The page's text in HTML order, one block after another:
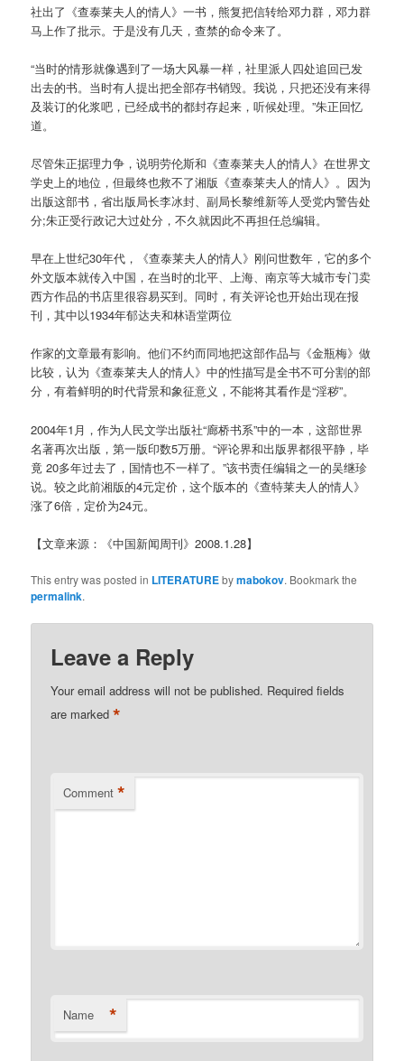
社出了《查泰莱夫人的情人》一书，熊复把信转给邓力群，邓力群
马上作了批示。于是没有几天，查禁的命令来了。
“当时的情形就像遇到了一场大风暴一样，社里派人四处追回已发
出去的书。当时有人提出把全部存书销毁。我说，只把还没有来得
及装订的化浆吧，已经成书的都封存起来，听候处理。”朱正回忆
道。
尽管朱正据理力争，说明劳伦斯和《查泰莱夫人的情人》在世界文
学史上的地位，但最终也救不了湘版《查泰莱夫人的情人》。因为
出版这部书，省出版局长李冰封、副局长黎维新等人受党内警告处
分;朱正受行政记大过处分，不久就因此不再担任总编辑。
早在上世纪30年代，《查泰莱夫人的情人》刚问世数年，它的多个
外文版本就传入中国，在当时的北平、上海、南京等大城市专门卖
西方作品的书店里很容易买到。同时，有关评论也开始出现在报
刊，其中以1934年郁达夫和林语堂两位
作家的文章最有影响。他们不约而同地把这部作品与《金瓶梅》做
比较，认为《查泰莱夫人的情人》中的性描写是全书不可分割的部
分，有着鲜明的时代背景和象征意义，不能将其看作是“淫秽”。
2004年1月，作为人民文学出版社“廊桥书系”中的一本，这部世界
名著再次出版，第一版印数5万册。“评论界和出版界都很平静，毕
竟 20多年过去了，国情也不一样了。”该书责任编辑之一的吴继珍
说。较之此前湘版的4元定价，这个版本的《查特莱夫人的情人》
涨了6倍，定价为24元。
【文章来源：《中国新闻周刊》2008.1.28】
This entry was posted in LITERATUREbymabokov. Bookmark the
permalink.
Leave a Reply
Your email address will not be published. Required fields
are marked*
Comment *
Name *